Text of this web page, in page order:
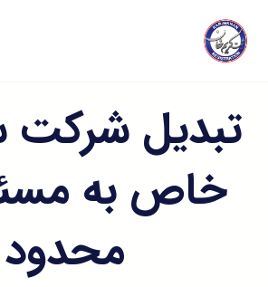
تبدیل شرکت
خاص به
محدود